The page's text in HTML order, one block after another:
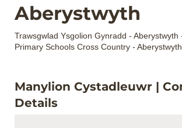
Aberystwyth
Trawsgwlad Ysgolion Gynradd - Aberystwyth
Primary Schools Cross Country -
Manylion Cystadleuwr |
Details